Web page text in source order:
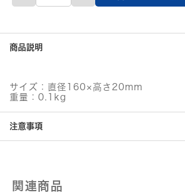
ン
プ
レ
ー
ッ
ト
ッ
ク
商品説明
サイズ：直径160×高さ20mm
重量：0.1kg
注意事項
関連商品